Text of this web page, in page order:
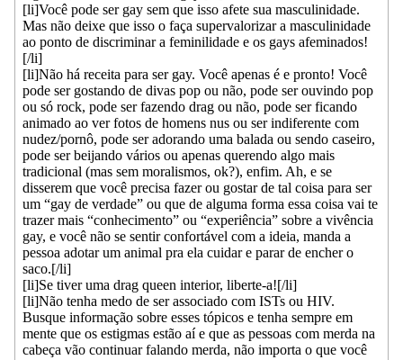
[li]Você pode ser gay sem que isso afete sua masculinidade.
Mas não deixe que isso o faça supervalorizar a masculinidade
ao ponto de discriminar a feminilidade e os gays afeminados!
[/li]
[li]Não há receita para ser gay. Você apenas é e pronto! Você
pode ser gostando de divas pop ou não, pode ser ouvindo pop
ou só rock, pode ser fazendo drag ou não, pode ser ficando
animado ao ver fotos de homens nus ou ser indiferente com
nudez/pornô, pode ser adorando uma balada ou sendo caseiro,
pode ser beijando vários ou apenas querendo algo mais
tradicional (mas sem moralismos, ok?), enfim. Ah, e se
disserem que você precisa fazer ou gostar de tal coisa para ser
um “gay de verdade” ou que de alguma forma essa coisa vai te
trazer mais “conhecimento” ou “experiência” sobre a vivência
gay, e você não se sentir confortável com a ideia, manda a
pessoa adotar um animal pra ela cuidar e parar de encher o
saco.[/li]
[li]Se tiver uma drag queen interior, liberte-a![/li]
[li]Não tenha medo de ser associado com ISTs ou HIV.
Busque informação sobre esses tópicos e tenha sempre em
mente que os estigmas estão aí e que as pessoas com merda na
cabeça vão continuar falando merda, não importa o que você